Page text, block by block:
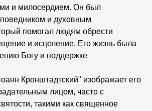
и милосердием. Он был
и духовным
помогал людям обрести
и исцеление. Его жизнь была
Богу и поддержке
Кронштадтский" изображает его
лицом, часто с
такими как священное